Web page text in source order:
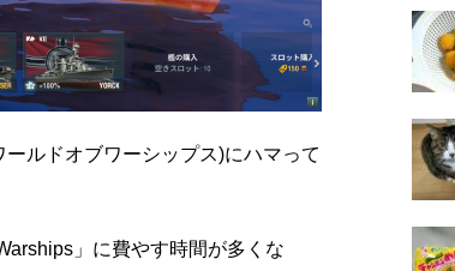
ルドオブワーシップス)にハマって
」に費やす時間が多くな